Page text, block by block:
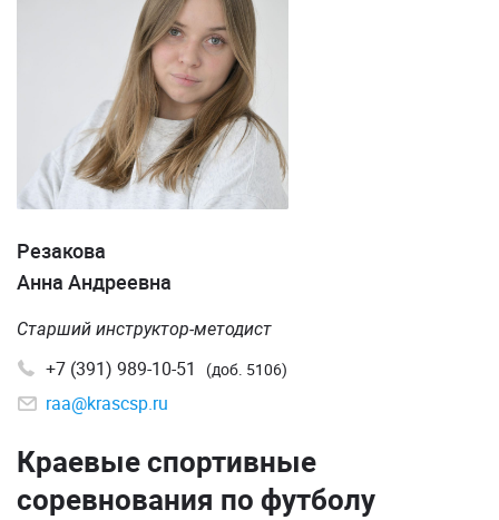
Резакова
Анна Андреевна
Старший инструктор-методист
+7 (391) 989-10-51 (доб. 5106)
raa@krascsp.ru
Краевые спортивные
соревнования по футболу